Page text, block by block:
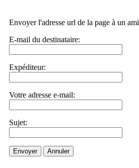
Envoyer l'adresse url de la page à un ami
E-mail du destinataire:
Expéditeur:
Votre adresse e-mail:
Sujet:
Envoyer Annuler